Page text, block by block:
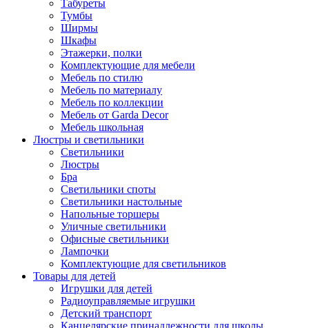
Табуреты
Тумбы
Ширмы
Шкафы
Этажерки, полки
Комплектующие для мебели
Мебель по стилю
Мебель по материалу
Мебель по коллекции
Мебель от Garda Decor
Мебель школьная
Люстры и светильники
Светильники
Люстры
Бра
Светильники споты
Светильники настольные
Напольные торшеры
Уличные светильники
Офисные светильники
Лампочки
Комплектующие для светильников
Товары для детей
Игрушки для детей
Радиоуправляемые игрушки
Детский транспорт
Канцелярские принадлежности для школы